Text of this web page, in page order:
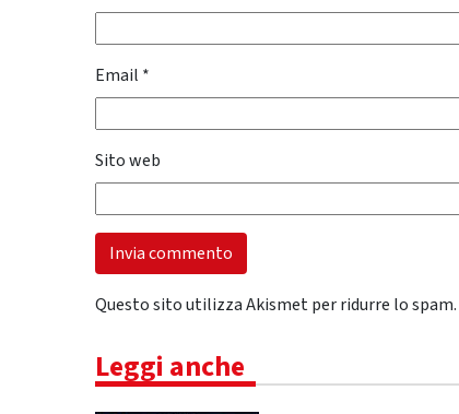
Email *
Sito web
Questo sito utilizza Akismet per ridurre lo spam.
Leggi anche